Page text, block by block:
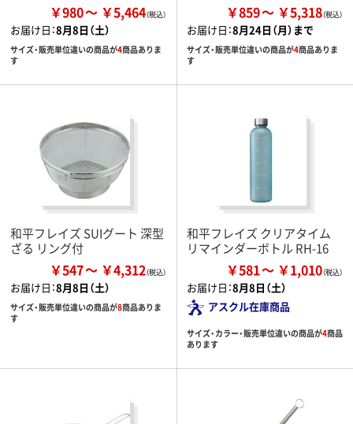
￥980 ￥5,464
お届け日：8月8日（土）
サイズ・販売単位違いの商品が4商品ありま
す
￥859 ￥5,318
お届け日：8月24日（月）まで
サイズ・販売単位違いの商品が4商品ありま
す
和平フレイズ SUIグート 深型
ざる リング付
￥547 ￥4,312
お届け日：8月8日（土）
サイズ・販売単位違いの商品が8商品ありま
す
和平フレイズ クリアタイム
リマインダーボトル RH-16
￥581 ￥1,010
お届け日：8月8日（土）
アスクル在庫商品
サイズ・カラー・販売単位違いの商品が4商品
あります